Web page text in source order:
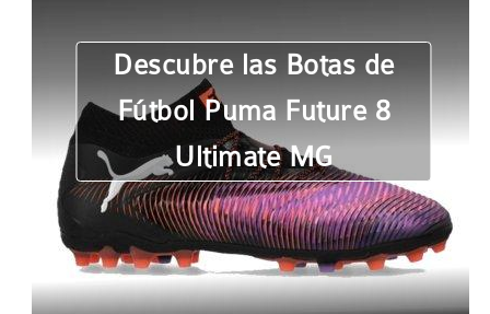
Descubre las Botas de
Fútbol Puma Future 8
Ultimate MG